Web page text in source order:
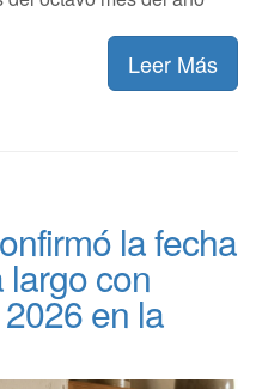
Leer Más
la fecha
con
en la